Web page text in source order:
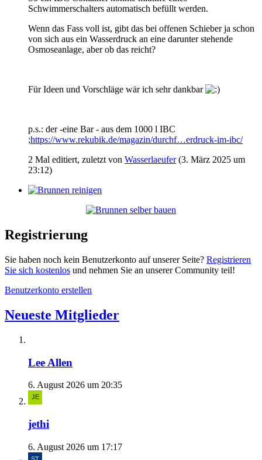
Schwimmerschalters automatisch befüllt werden.
Wenn das Fass voll ist, gibt das bei offenen Schieber ja schon
von sich aus ein Wasserdruck an eine darunter stehende
Osmoseanlage, aber ob das reicht?
Für Ideen und Vorschläge wär ich sehr dankbar
p.s.: der -eine Bar - aus dem 1000 l IBC
;https://www.rekubik.de/magazin/durchf…erdruck-im-ibc/
2 Mal editiert, zuletzt von Wasserlaeufer(3. März 2025 um
23:12)
Registrierung
Sie haben noch kein Benutzerkonto auf unserer Seite? Registrieren
Sie sich kostenlos und nehmen Sie an unserer Community teil!
Benutzerkonto erstellen
Neueste Mitglieder
Lee Allen
6. August 2026 um 20:35
jethi
6. August 2026 um 17:17